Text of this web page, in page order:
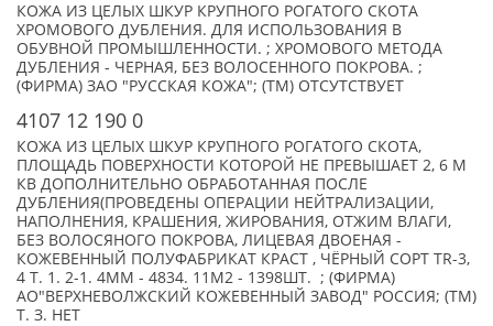
КОЖА ИЗ ЦЕЛЫХ ШКУР КРУПНОГО РОГАТОГО СКОТА
ХРОМОВОГО ДУБЛЕНИЯ. ДЛЯ ИСПОЛЬЗОВАНИЯ В
ОБУВНОЙ ПРОМЫШЛЕННОСТИ. ; ХРОМОВОГО МЕТОДА
ДУБЛЕНИЯ - ЧЕРНАЯ, БЕЗ ВОЛОСЕННОГО ПОКРОВА. ;
(ФИРМА) ЗАО "РУССКАЯ КОЖА"; (TM) ОТСУТСТВУЕТ
4107 12 190 0
КОЖА ИЗ ЦЕЛЫХ ШКУР КРУПНОГО РОГАТОГО СКОТА,
ПЛОЩАДЬ ПОВЕРХНОСТИ КОТОРОЙ НЕ ПРЕВЫШАЕТ 2, 6 М
КВ ДОПОЛНИТЕЛЬНО ОБРАБОТАННАЯ ПОСЛЕ
ДУБЛЕНИЯ(ПРОВЕДЕНЫ ОПЕРАЦИИ НЕЙТРАЛИЗАЦИИ,
НАПОЛНЕНИЯ, КРАШЕНИЯ, ЖИРОВАНИЯ, ОТЖИМ ВЛАГИ,
БЕЗ ВОЛОСЯНОГО ПОКРОВА, ЛИЦЕВАЯ ДВОЕНАЯ -
КОЖЕВЕННЫЙ ПОЛУФАБРИКАТ КРАСТ , ЧЁРНЫЙ СОРТ TR-3,
4 Т. 1. 2-1. 4ММ - 4834. 11М2 - 1398ШТ. ; (ФИРМА)
АО"ВЕРХНЕВОЛЖСКИЙ КОЖЕВЕННЫЙ ЗАВОД" РОССИЯ; (TM)
Т. З. НЕТ